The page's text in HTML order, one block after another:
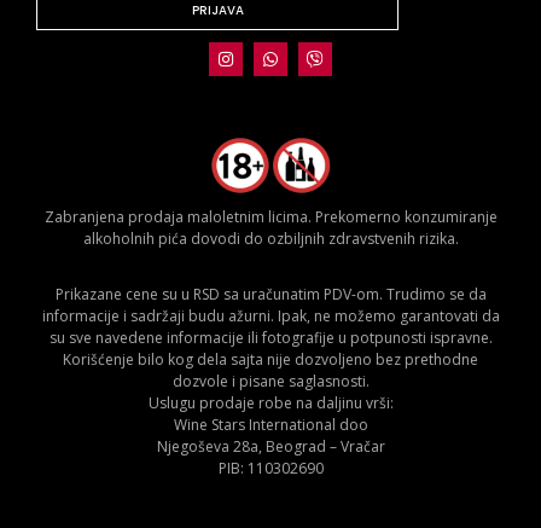
PRIJAVA
Zabranjena prodaja maloletnim licima. Prekomerno konzumiranje
alkoholnih pića dovodi do ozbiljnih zdravstvenih rizika.
Prikazane cene su u RSD sa uračunatim PDV-om. Trudimo se da
informacije i sadržaji budu ažurni. Ipak, ne možemo garantovati da
su sve navedene informacije ili fotografije u potpunosti ispravne.
Korišćenje bilo kog dela sajta nije dozvoljeno bez prethodne
dozvole i pisane saglasnosti.
Uslugu prodaje robe na daljinu vrši:
Wine Stars International doo
Njegoševa 28a, Beograd – Vračar
PIB: 110302690